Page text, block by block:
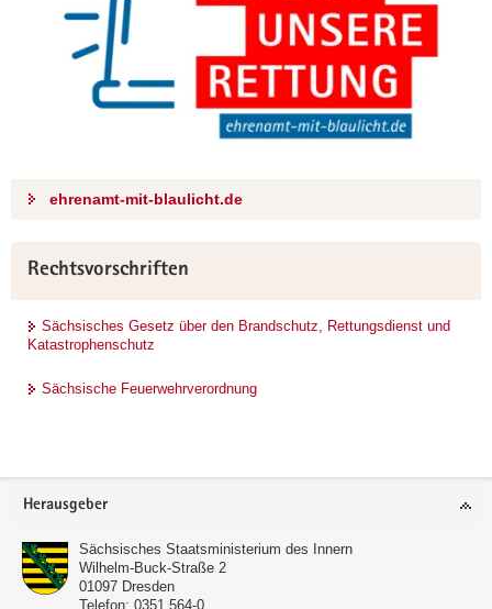
ehrenamt-mit-blaulicht.de
Rechtsvorschriften
Sächsisches Gesetz über den Brandschutz, Rettungsdienst und
Katastrophenschutz
Sächsische Feuerwehrverordnung
Footer-
Herausgeber
Sächsisches Staatsministerium des Innern
Wilhelm-Buck-Straße 2
01097 Dresden
Telefon: 0351 564-0